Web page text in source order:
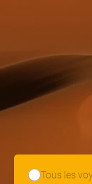
Tous les